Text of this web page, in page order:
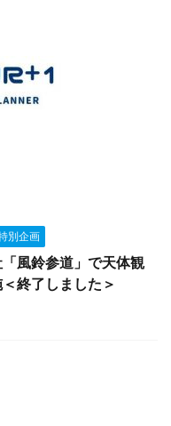
別企画
風鈴参道」で天体観
終了しました＞